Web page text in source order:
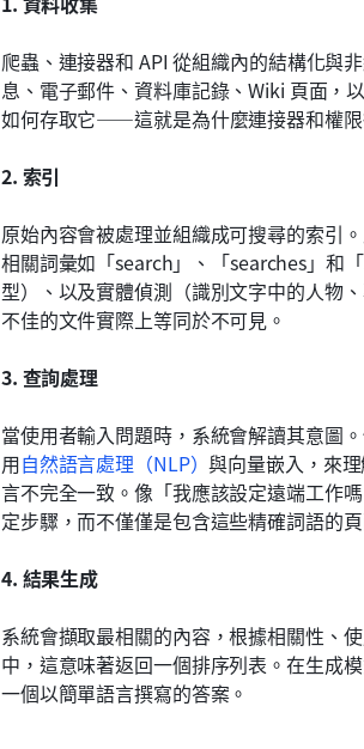
爬蟲、連接器和 API 從組織內的結構化與
息、電子郵件、資料庫記錄、Wiki 頁面，
如何存取它——這就是為什麼連接器和權限
2. 索引
原始內容會被處理並組織成可搜尋的索引
相關詞彙如「search」、「searches」和
型）、以及實體偵測（識別文字中的人物
不佳的文件實際上等同於不可見。
3. 查詢處理
當使用者輸入問題時，系統會解讀其意圖
用自然語言處理（NLP）與向量嵌入，來
言不完全一致。像「我應該設定遠端工作
定步驟，而不僅僅是包含這些精確詞語的頁
4. 結果生成
系統會擷取最相關的內容，根據相關性、
中，這意味著返回一個排序列表。在生成
一個以簡單語言撰寫的答案。